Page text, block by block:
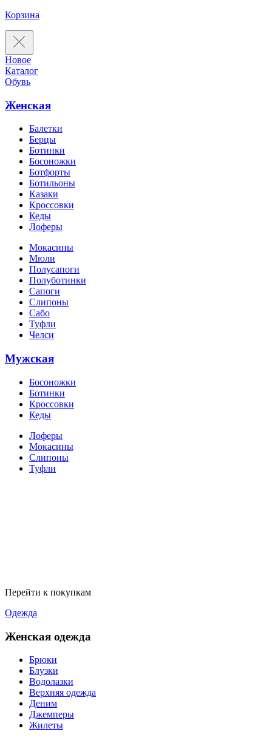
Корзина
Новое
Каталог
Обувь
Женская
Балетки
Берцы
Ботинки
Босоножки
Ботфорты
Ботильоны
Казаки
Кроссовки
Кеды
Лоферы
Мокасины
Мюли
Полусапоги
Полуботинки
Сапоги
Слипоны
Сабо
Туфли
Челси
Мужская
Босоножки
Ботинки
Кроссовки
Кеды
Лоферы
Мокасины
Слипоны
Туфли
Перейти к покупкам
Одежда
Женская одежда
Брюки
Блузки
Водолазки
Верхняя одежда
Деним
Джемперы
Жилеты